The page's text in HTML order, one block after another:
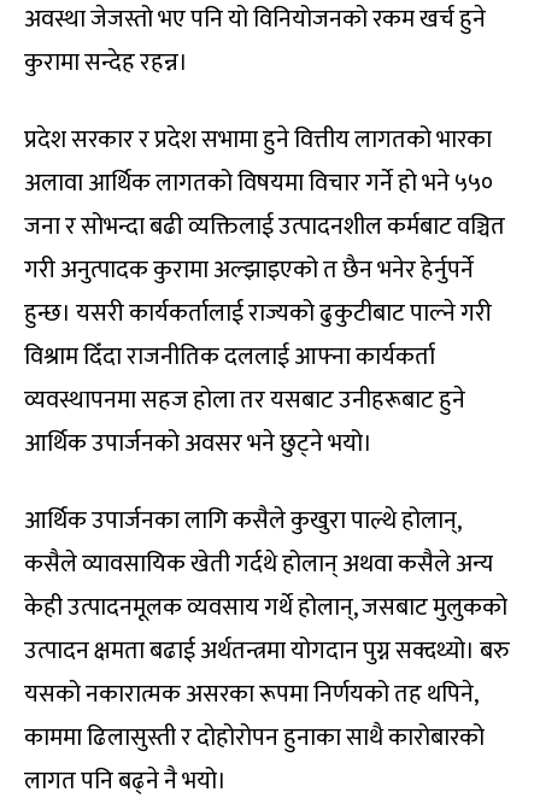
अवस्था जेजस्तो भए पनि यो विनियोजनको रकम खर्च हुने
कुरामा सन्देह रहन्न।
प्रदेश सरकार र प्रदेश सभामा हुने वित्तीय लागतको भारका
अलावा आर्थिक लागतको विषयमा विचार गर्ने हो भने ५५०
जना र सोभन्दा बढी व्यक्तिलाई उत्पादनशील कर्मबाट वञ्चित
गरी अनुत्पादक कुरामा अल्झाइएको त छैन भनेर हेर्नुपर्ने
हुन्छ। यसरी कार्यकर्तालाई राज्यको ढुकुटीबाट पाल्ने गरी
विश्राम दिँदा राजनीतिक दललाई आफ्ना कार्यकर्ता
व्यवस्थापनमा सहज होला तर यसबाट उनीहरूबाट हुने
आर्थिक उपार्जनको अवसर भने छुट्ने भयो।
आर्थिक उपार्जनका लागि कसैले कुखुरा पाल्थे होलान्,
कसैले व्यावसायिक खेती गर्दथे होलान् अथवा कसैले अन्य
केही उत्पादनमूलक व्यवसाय गर्थे होलान्, जसबाट मुलुकको
उत्पादन क्षमता बढाई अर्थतन्त्रमा योगदान पुग्न सक्दथ्यो। बरु
यसको नकारात्मक असरका रूपमा निर्णयको तह थपिने,
काममा ढिलासुस्ती र दोहोरोपन हुनाका साथै कारोबारको
लागत पनि बढ्ने नै भयो।